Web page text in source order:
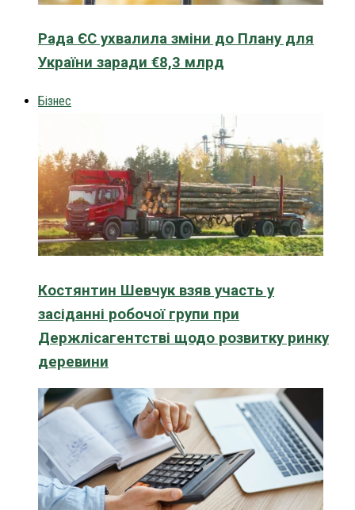
Рада ЄС ухвалила зміни до Плану для
України заради €8,3 млрд
Бізнес
Костянтин Шевчук взяв участь у
засіданні робочої групи при
Держлісагентстві щодо розвитку ринку
деревини